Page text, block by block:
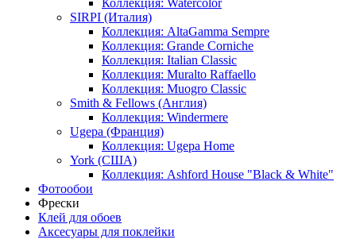
Коллекция: Watercolor
SIRPI (Италия)
Коллекция: AltaGamma Sempre
Коллекция: Grande Corniche
Коллекция: Italian Classic
Коллекция: Muralto Raffaello
Коллекция: Muogro Сlassic
Smith & Fellows (Англия)
Коллекция: Windermere
Ugepa (Франция)
Коллекция: Ugepa Home
York (США)
Коллекция: Ashford House "Black & White"
Фотообои
Фрески
Клей для обоев
Аксесуары для поклейки